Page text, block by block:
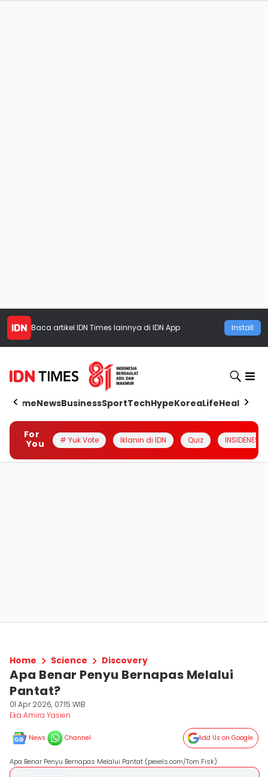
Baca artikel IDN Times lainnya di IDN App Install
HomeNewsBusinessSportTechHypeKoreaLifeHealth
For
You
# Yuk Vote Iklanin di IDN Quiz INSIDENESIA
Home Science Discovery
Apa Benar Penyu Bernapas Melalui
Pantat?
01 Apr 2026, 07:15 WIB
Eka Amira Yasien
News Channel Add Us on Google
Apa Benar Penyu Bernapas Melalui Pantat (pexels.com/Tom Fisk)